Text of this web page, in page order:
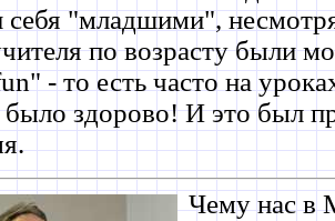
себя "младшими",
по возрасту были
- то есть часто на
было здорово! И это был
Чему нас в